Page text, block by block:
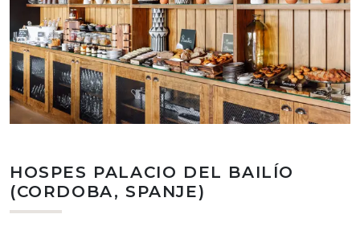
HOSPES PALACIO DEL BAILÍO
(CORDOBA, SPANJE)